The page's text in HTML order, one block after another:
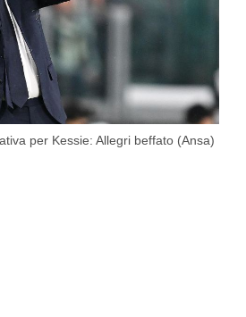
per Kessie: Allegri beffato (Ansa)